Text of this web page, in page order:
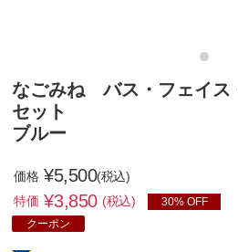
なごみね バス・フェイス
セット
ブルー
価格 ¥5,500(税込)
特価 ¥3,850 (税込)
30% OFF
クーポン